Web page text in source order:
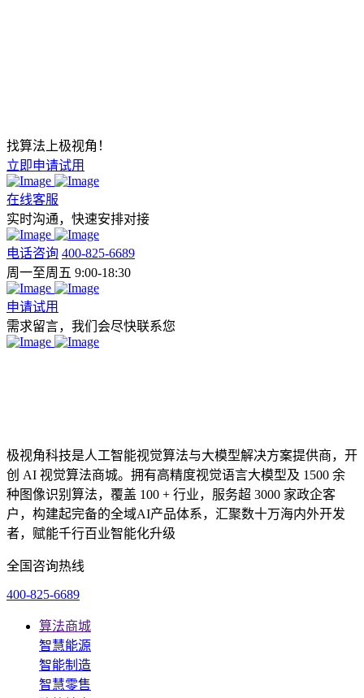
找算法上极视角！
立即申请试用
在线客服
实时沟通，快速安排对接
电话咨询 400-825-6689
周一至周五 9:00-18:30
申请试用
需求留言，我们会尽快联系您
极视角科技是人工智能视觉算法与大模型解决方案提供商，开
创 AI 视觉算法商城。拥有高精度视觉语言大模型及 1500 余
种图像识别算法，覆盖 100 + 行业，服务超 3000 家政企客
户，构建起完备的全域AI产品体系，汇聚数十万海内外开发
者，赋能千行百业智能化升级
全国咨询热线
400-825-6689
算法商城
智慧能源
智能制造
智慧零售